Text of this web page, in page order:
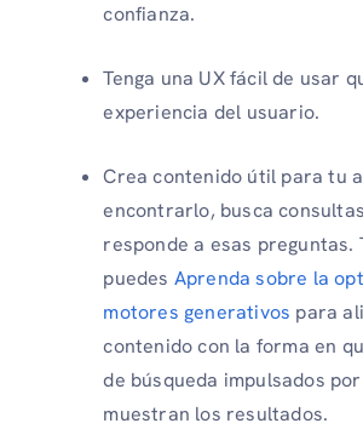
confianza.
Tenga una UX fácil de usar
experiencia del usuario.
Crea contenido útil para tu
encontrarlo, busca
responde a esas preguntas.
puedes Aprenda sobre la
motores generativos para
contenido con la forma en
de búsqueda impulsados
muestran los resultados.